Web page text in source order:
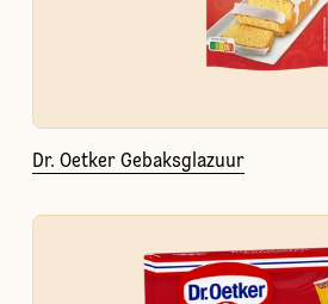
Dr. Oetker Gebaksglazuur